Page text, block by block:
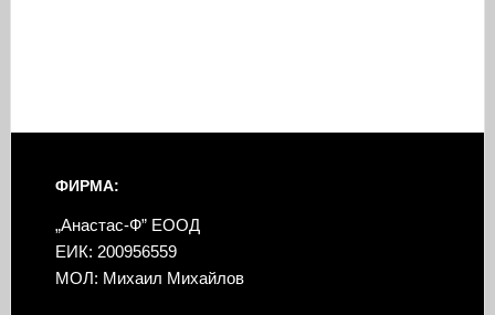
ФИРМА:
„Анастас-Ф” ЕООД
ЕИК: 200956559
МОЛ: Михаил Михайлов